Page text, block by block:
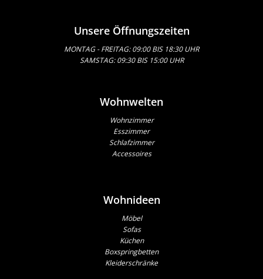
Unsere Öffnungszeiten
MONTAG - FREITAG: 09:00 BIS 18:30 UHR
SAMSTAG: 09:30 BIS 15:00 UHR
Wohnwelten
Wohnzimmer
Esszimmer
Schlafzimmer
Accessoires
Wohnideen
Möbel
Sofas
Küchen
Boxspringbetten
Kleiderschränke